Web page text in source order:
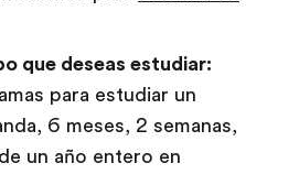
que deseas estudiar:
para estudiar un
6 meses, 2 semanas,
un año entero en